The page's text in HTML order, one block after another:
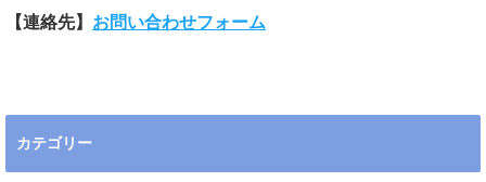
【連絡先】 お問い合わせフォーム
カテゴリー